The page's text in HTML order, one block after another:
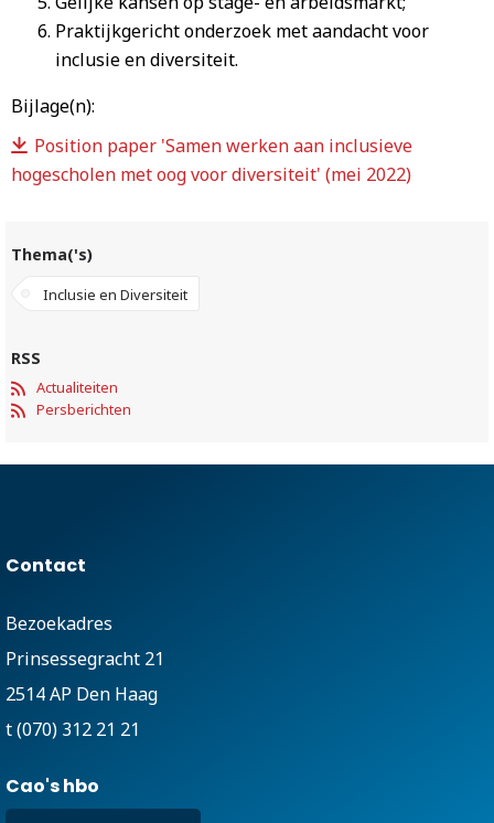
Praktijkgericht onderzoek met aandacht voor
inclusie en diversiteit.
Bijlage(n):
Position paper 'Samen werken aan inclusieve
hogescholen met oog voor diversiteit' (mei 2022)
Thema('s)
Inclusie en Diversiteit
RSS
Actualiteiten
Persberichten
Contact
Bezoekadres
Prinsessegracht 21
2514 AP Den Haag
t (070) 312 21 21
Cao's hbo